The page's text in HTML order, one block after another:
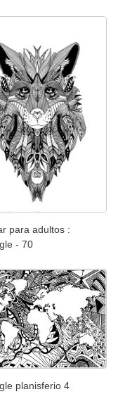
para adultos :
- 70
planisferio 4